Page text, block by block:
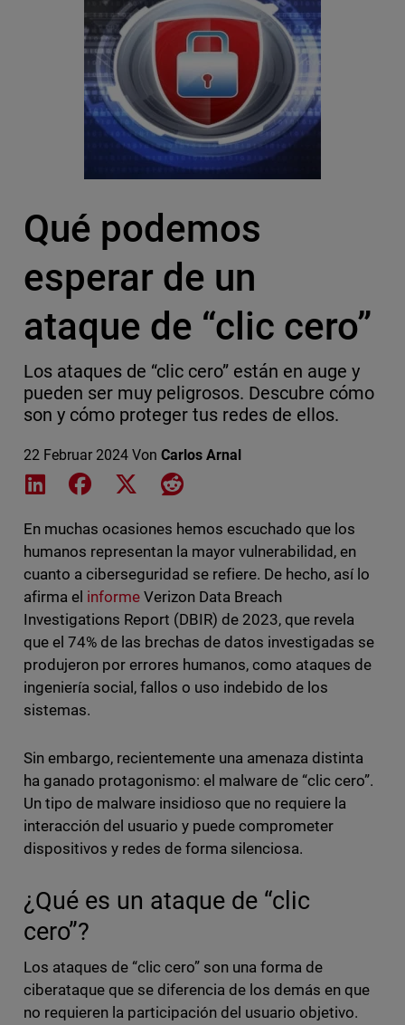
Qué podemos
esperar de un
ataque de “clic cero”
Los ataques de “clic cero” están en auge y
pueden ser muy peligrosos. Descubre cómo
son y cómo proteger tus redes de ellos.
22 Februar 2024 Von Carlos Arnal
Share on LinkedIn
Share on Facebook
Share on XShare on Reddit
En muchas ocasiones hemos escuchado que los
humanos representan la mayor vulnerabilidad, en
cuanto a ciberseguridad se refiere. De hecho, así lo
afirma el informeVerizon Data Breach
Investigations Report (DBIR) de 2023, que revela
que el 74% de las brechas de datos investigadas se
produjeron por errores humanos, como ataques de
ingeniería social, fallos o uso indebido de los
sistemas.
Sin embargo, recientemente una amenaza distinta
ha ganado protagonismo: el malware de “clic cero”.
Un tipo de malware insidioso que no requiere la
interacción del usuario y puede comprometer
dispositivos y redes de forma silenciosa.
¿Qué es un ataque de “clic
cero”?
Los ataques de “clic cero” son una forma de
ciberataque que se diferencia de los demás en que
no requieren la participación del usuario objetivo.